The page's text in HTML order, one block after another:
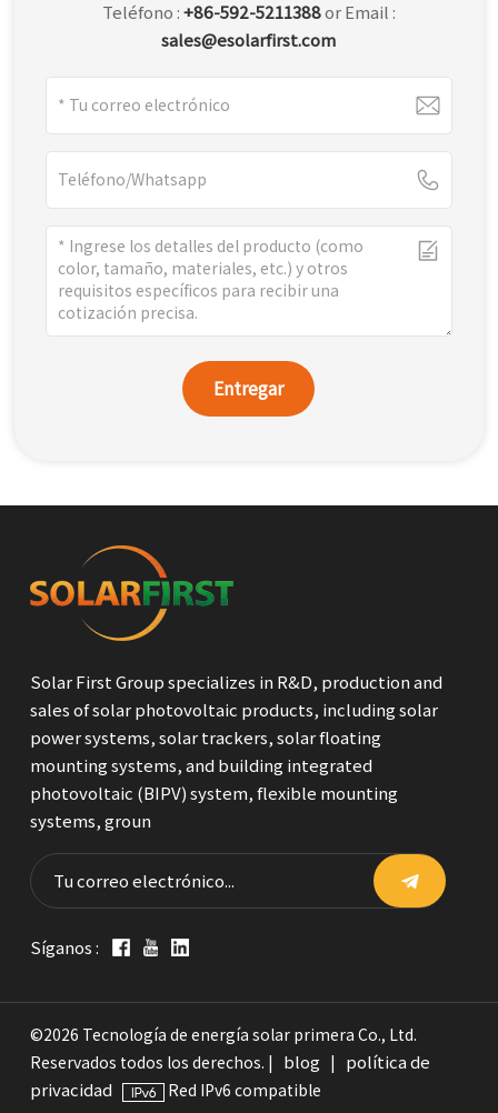
Teléfono : +86-592-5211388or Email :
sales@esolarfirst.com
Entregar
Solar First Group specializes in R&D, production and
sales of solar photovoltaic products, including solar
power systems, solar trackers, solar floating
mounting systems, and building integrated
photovoltaic (BIPV) system, flexible mounting
systems, groun
Síganos :
©2026 Tecnología de energía solar primera Co., Ltd.
Reservados todos los derechos. |
blog
política de
privacidad
Red IPv6 compatible